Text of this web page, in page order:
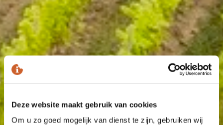
Deze website maakt gebruik van cookies
Om u zo goed mogelijk van dienst te zijn, gebruiken wij